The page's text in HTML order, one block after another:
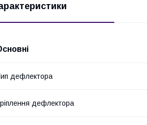
дефлектора
дефлектора